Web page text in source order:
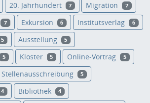
20. Jahrhundert 7 Migration 7
7 Exkursion 6 Institutsverlag 6
5 Ausstellung 5
5 Kloster 5 Online-Vortrag 5
Stellenausschreibung 5
4 Bibliothek 4